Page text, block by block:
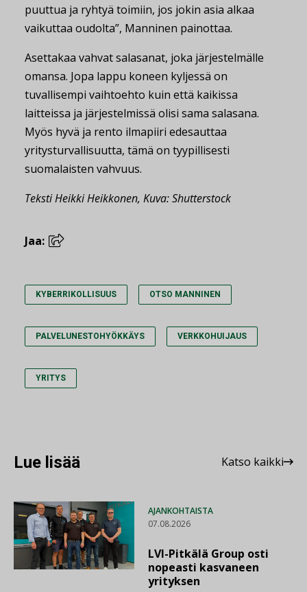
puuttua ja ryhtyä toimiin, jos jokin asia alkaa
vaikuttaa oudolta”, Manninen painottaa.
Asettakaa vahvat salasanat, joka järjestelmälle
omansa. Jopa lappu koneen kyljessä on
tuvallisempi vaihtoehto kuin että kaikissa
laitteissa ja järjestelmissä olisi sama salasana.
Myös hyvä ja rento ilmapiiri edesauttaa
yritysturvallisuutta, tämä on tyypillisesti
suomalaisten vahvuus.
Teksti Heikki Heikkonen, Kuva: Shutterstock
Jaa:
KYBERRIKOLLISUUS OTSO MANNINEN
PALVELUNESTOHYÖKKÄYS VERKKOHUIJAUS
YRITYS
Lue lisää Katso kaikki
AJANKOHTAISTA
07.08.2026
LVI-Pitkälä Group osti
nopeasti kasvaneen
yrityksen